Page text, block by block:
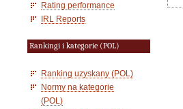
Rating performance
IRL Reports
Rankingi i kategorie (POL)
Ranking uzyskany (POL)
Normy na kategorie
(POL)